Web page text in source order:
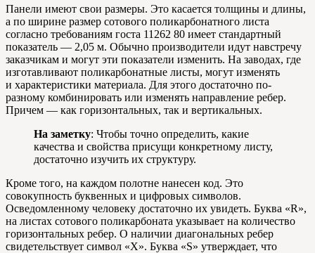
Панели имеют свои размеры. Это касается толщины и длины,
а по ширине размер сотового поликарбонатного листа
согласно требованиям госта 11262 80 имеет стандартный
показатель — 2,05 м. Обычно производители идут навстречу
заказчикам и могут эти показатели изменить. На заводах, где
изготавливают поликарбонатные листы, могут изменять
и характеристики материала. Для этого достаточно по-
разному комбинировать или изменять направление ребер.
Причем — как горизонтальных, так и вертикальных.
На заметку: Чтобы точно определить, какие
качества и свойства присущи конкретному листу,
достаточно изучить их структуру.
Кроме того, на каждом полотне нанесен код. Это
совокупность буквенных и цифровых символов.
Осведомленному человеку достаточно их увидеть. Буква «R»,
на листах сотового поликарбоната указывает на количество
горизонтальных ребер. О наличии диагональных ребер
свидетельствует символ «X». Буква «S» утверждает, что